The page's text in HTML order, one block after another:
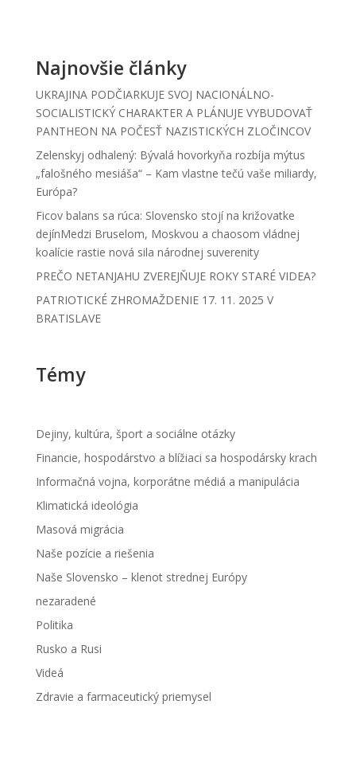
Najnovšie články
UKRAJINA PODČIARKUJE SVOJ NACIONÁLNO-
SOCIALISTICKÝ CHARAKTER A PLÁNUJE VYBUDOVAŤ
PANTHEON NA POČESŤ NAZISTICKÝCH ZLOČINCOV
Zelenskyj odhalený: Bývalá hovorkyňa rozbíja mýtus
„falošného mesiáša“ – Kam vlastne tečú vaše miliardy,
Európa?
Ficov balans sa rúca: Slovensko stojí na križovatke
dejínMedzi Bruselom, Moskvou a chaosom vládnej
koalície rastie nová sila národnej suverenity
PREČO NETANJAHU ZVEREJŇUJE ROKY STARÉ VIDEA?
PATRIOTICKÉ ZHROMAŽDENIE 17. 11. 2025 V
BRATISLAVE
Témy
Dejiny, kultúra, šport a sociálne otázky
Financie, hospodárstvo a blížiaci sa hospodársky krach
Informačná vojna, korporátne médiá a manipulácia
Klimatická ideológia
Masová migrácia
Naše pozície a riešenia
Naše Slovensko – klenot strednej Európy
nezaradené
Politika
Rusko a Rusi
Videá
Zdravie a farmaceutický priemysel